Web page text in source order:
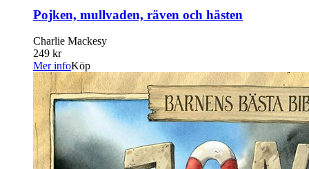
Pojken, mullvaden, räven och hästen
Charlie Mackesy
249 kr
Mer infoKöp